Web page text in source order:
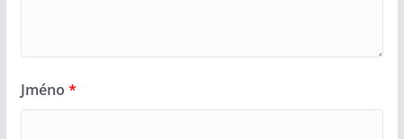
Jméno *